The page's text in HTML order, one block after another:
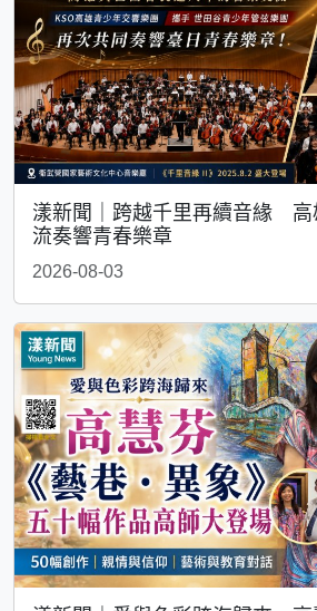
漾新聞｜跨越千里再續音緣 高
流奏響青春樂章
2026-08-03